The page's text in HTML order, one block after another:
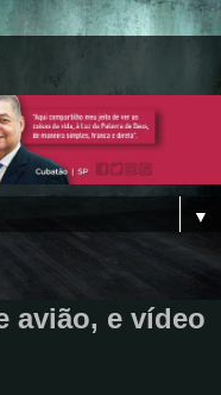
▼
avião, e vídeo